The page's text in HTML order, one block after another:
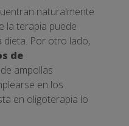
naturalmente
la terapia puede
dieta. Por otro lado,
de
ampollas
en los
en oligoterapia lo